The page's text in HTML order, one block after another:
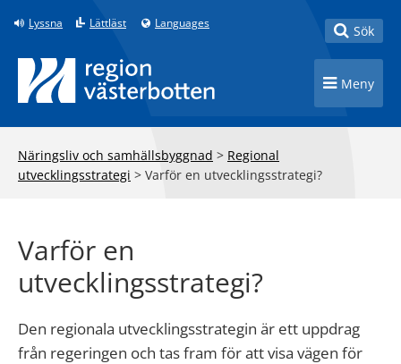
Till innehåll på sidan
Lyssna Lättläst Languages Toggle
Sök
Toggle
Meny
Näringsliv och samhällsbyggnad > Regional
utvecklingsstrategi > Varför en utvecklingsstrategi?
Varför en
utvecklingsstrategi?
Den regionala utvecklingsstrategin är ett uppdrag
från regeringen och tas fram för att visa vägen för